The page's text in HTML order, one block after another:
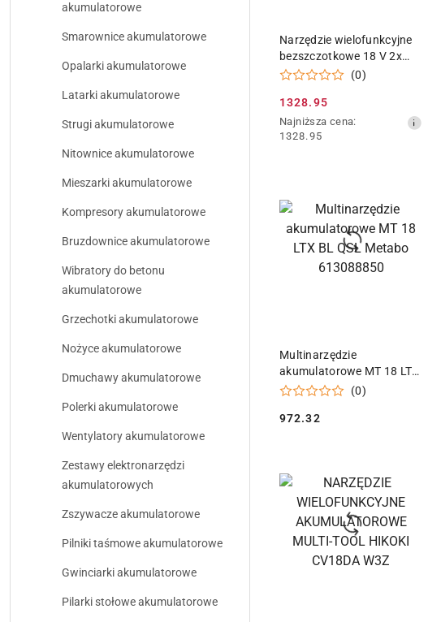
akumulatorowe
Smarownice akumulatorowe
Opalarki akumulatorowe
Latarki akumulatorowe
Strugi akumulatorowe
Nitownice akumulatorowe
Mieszarki akumulatorowe
Kompresory akumulatorowe
Bruzdownice akumulatorowe
Wibratory do betonu
akumulatorowe
Grzechotki akumulatorowe
Nożyce akumulatorowe
Dmuchawy akumulatorowe
Polerki akumulatorowe
Wentylatory akumulatorowe
Zestawy elektronarzędzi
akumulatorowych
Zszywacze akumulatorowe
Pilniki taśmowe akumulatorowe
Gwinciarki akumulatorowe
Pilarki stołowe akumulatorowe
Narzędzie wielofunkcyjne
bezszczotkowe 18 V 2x
5Ah XR DeWALT
(0)
Cena
promocyjna:
1328.95
Najniższa
cena
obniżką
Najniższa cena:
1328.95
DODAJ DO KOSZYKA
Multinarzędzie
akumulatorowe MT 18 LTX
BL QSL Metabo
(0)
Cena:
972.32
DODAJ DO KOSZYKA